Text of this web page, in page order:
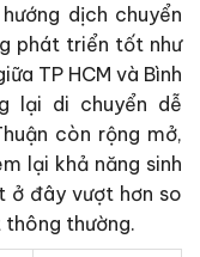
dịch chuyển
phát triển tốt như
TP HCM và Bình
lại di chuyển dễ
còn rộng mở,
lại khả năng sinh
ở đây vượt hơn so
thường.